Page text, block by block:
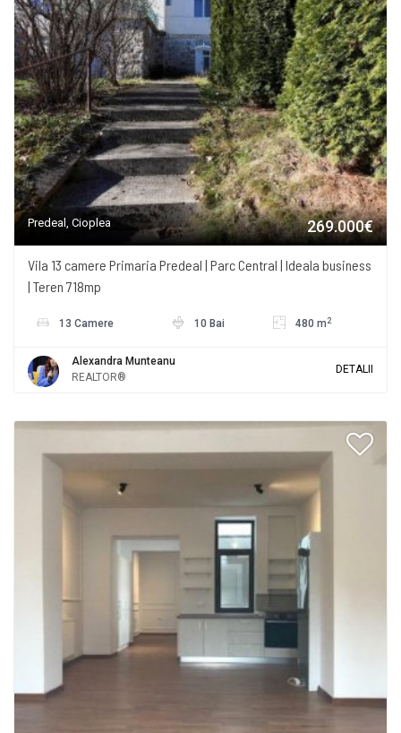
Predeal, Cioplea 269.000€
Vila 13 camere Primaria Predeal | Parc Central | Ideala business
| Teren 718mp
13 Camere 10 Bai 480 m 2
Alexandra Munteanu
REALTOR®
DETALII